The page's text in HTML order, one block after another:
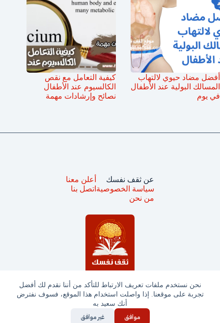
نحن نستخدم ملفات تعريف الارتباط للتأكد من أننا نقدم لك أفضل
تجربة على موقعنا. إذا واصلت استخدام هذا الموقع، فسوف نفترض
أنك سعيد به
موافق غير موافق
أفضل مضاد حيوي لالتهاب
المسالك البولية عند الأطفال
في يوم
كيفية التعامل مع نقص
الكالسيوم عند الأطفال
نصائح وإرشادات مهمة
جميع الحقوق محفوظة © ثقف نفسك 2025
عن ثقف نفسك
سياسة الخصوصية
من نحن
أعلن معنا
اتصل بنا